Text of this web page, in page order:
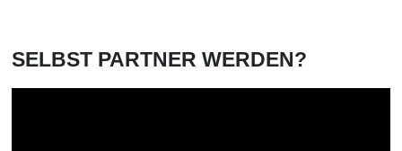
SELBST PARTNER WERDEN?